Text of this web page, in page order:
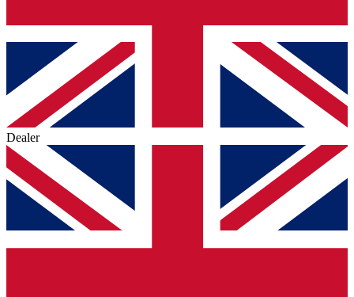
Dealer